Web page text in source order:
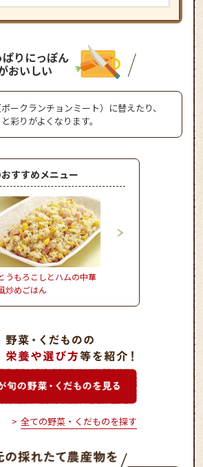
ぱりにっぽん
おいしい
ークランチョンミート）に替えたり、
彩りがよくなります。
すすめメニュー
うもろこしとハムの中華
炒めごはん
かぼちゃとれんこんの
全ての野菜・くだものを探す